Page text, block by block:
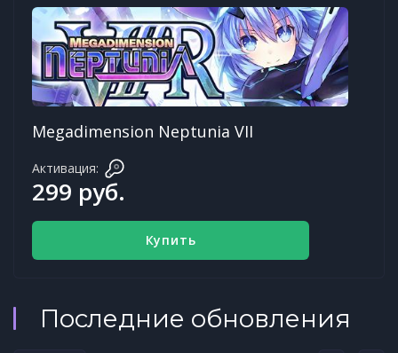
Megadimension Neptunia VII
Активация:
299 руб.
Купить
Последние обновления